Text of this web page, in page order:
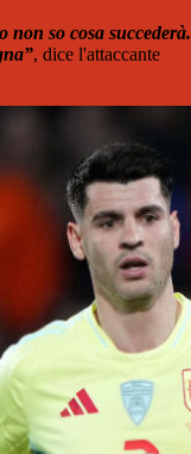
non so cosa succederà.
, dice l'attaccante